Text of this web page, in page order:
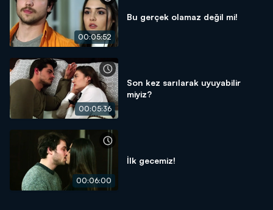
00:05:52
Bu gerçek olamaz değil mi!
00:05:36
Son kez sarılarak uyuyabilir
miyiz?
00:06:00
İlk gecemiz!